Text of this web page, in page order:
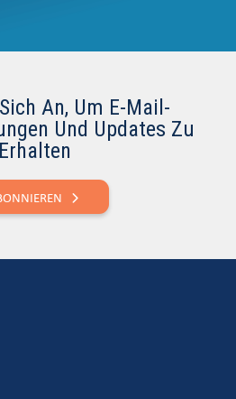
An, Um E-Mail-
Und Updates Zu
Erhalten